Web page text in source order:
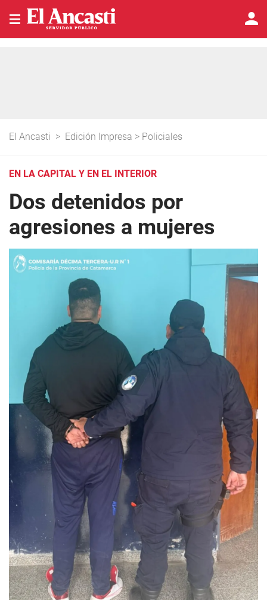
El Ancasti > Edición Impresa > Policiales
EN LA CAPITAL Y EN EL INTERIOR
Dos detenidos por
agresiones a mujeres